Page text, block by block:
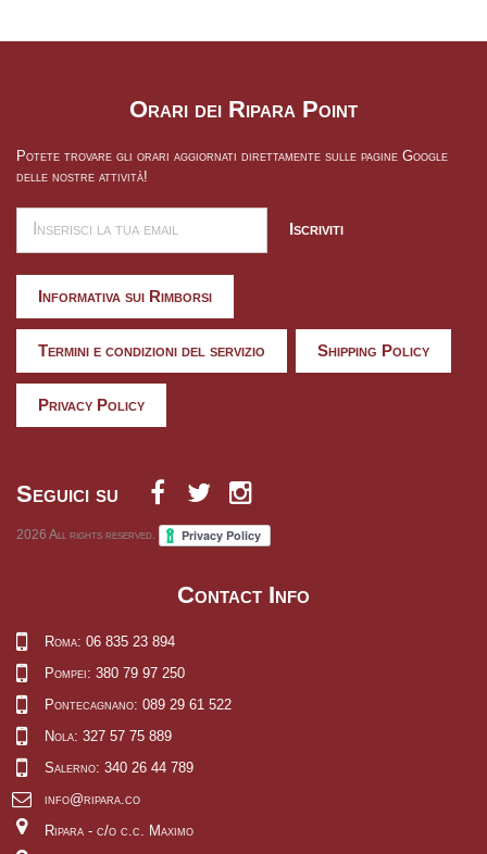
Orari dei Ripara Point
Potete trovare gli orari aggiornati direttamente sulle pagine Google
delle nostre attività!
Iscriviti
Informativa sui Rimborsi
Termini e condizioni del servizio Shipping Policy
Privacy Policy
Seguici su
2026 All rights reserved.
Contact Info
Roma: 06 835 23 894
Pompei: 380 79 97 250
Pontecagnano: 089 29 61 522
Nola: 327 57 75 889
Salerno: 340 26 44 789
info@ripara.co
Ripara - c/o c.c. Maximo